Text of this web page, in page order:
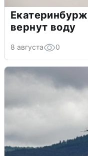
вернут воду
8 августа 0